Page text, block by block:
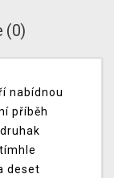
(0)
nabídnou
příběh
deset